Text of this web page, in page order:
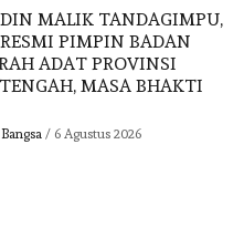
MALIK TANDAGIMPU,
RESMI PIMPIN BADAN
ADAT PROVINSI
MASA BHAKTI
/ 6 Agustus 2026